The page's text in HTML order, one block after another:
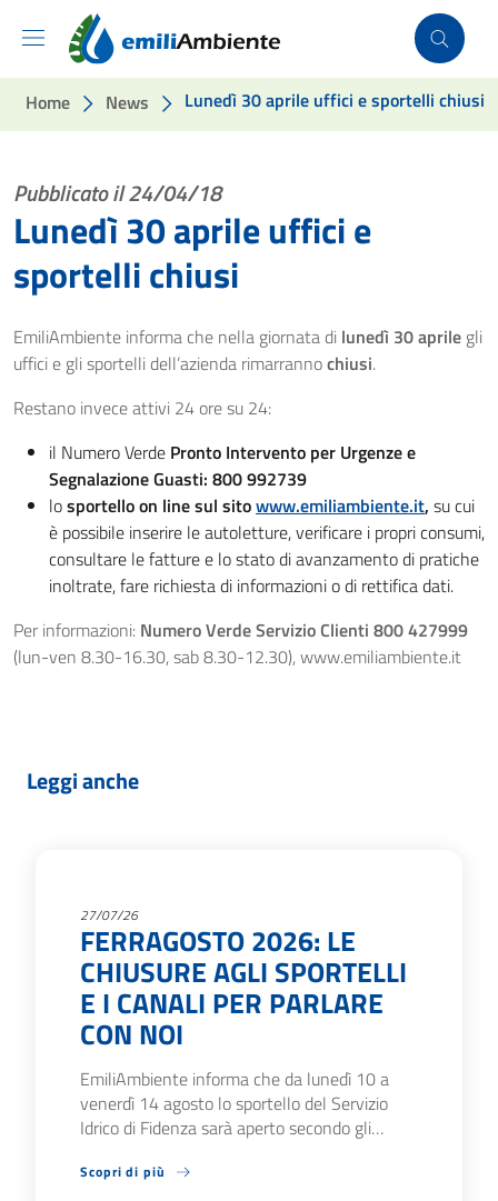
Vai ai contenuti
Vai al footer
Home News Lunedì 30 aprile uffici e sportelli chiusi
Pubblicato il 24/04/18
Lunedì 30 aprile uffici e
sportelli chiusi
EmiliAmbiente informa che nella giornata di lunedì 30 aprile gli
uffici e gli sportelli dell’azienda rimarrannochiusi.
Restano invece attivi 24 ore su 24:
il Numero Verde Pronto Intervento per Urgenze e
Segnalazione Guasti: 800 992739
losportello on line sul sitowww.emiliambiente.it, su cui
è possibile inserire le autoletture, verificare i propri consumi,
consultare le fatture e lo stato di avanzamento di pratiche
inoltrate, fare richiesta di informazioni o di rettifica dati.
Per informazioni: Numero Verde Servizio Clienti 800 427999
(lun-ven 8.30-16.30, sab 8.30-12.30), www.emiliambiente.it
Leggi anche
27/07/26
FERRAGOSTO 2026: LE
CHIUSURE AGLI SPORTELLI
E I CANALI PER PARLARE
CON NOI
EmiliAmbiente informa che da lunedì 10 a
venerdì 14 agosto lo sportello del Servizio
Idrico di Fidenza sarà aperto secondo gli…
Scopri di più